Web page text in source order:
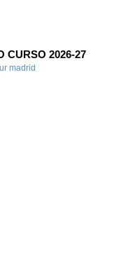
CURSO 2026-27
madrid